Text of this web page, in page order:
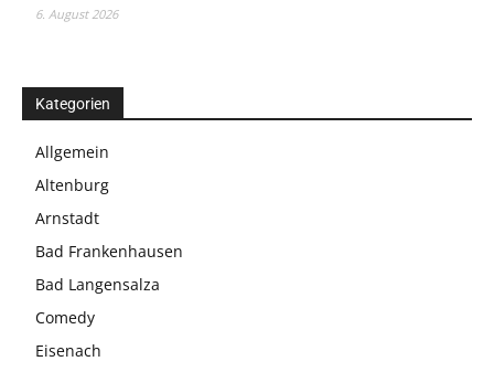
6. August 2026
Kategorien
Allgemein
Altenburg
Arnstadt
Bad Frankenhausen
Bad Langensalza
Comedy
Eisenach